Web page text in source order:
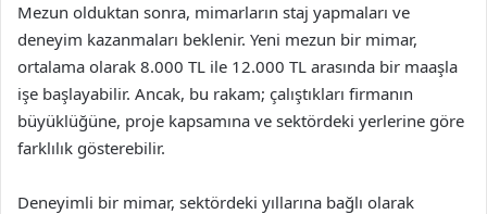
Mezun olduktan sonra, mimarların staj yapmaları ve
deneyim kazanmaları beklenir. Yeni mezun bir mimar,
ortalama olarak 8.000 TL ile 12.000 TL arasında bir maaşla
işe başlayabilir. Ancak, bu rakam; çalıştıkları firmanın
büyüklüğüne, proje kapsamına ve sektördeki yerlerine göre
farklılık gösterebilir.
Deneyimli bir mimar, sektördeki yıllarına bağlı olarak